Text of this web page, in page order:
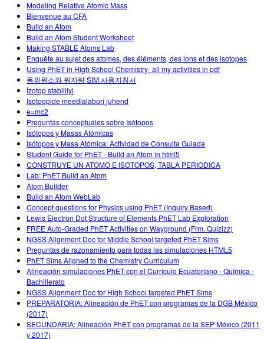
Modeling Relative Atomic Mass
Bienvenue au CFA
Build an Atom
Build an Atom Student Worksheet
Making STABLE Atoms Lab
Enquête au sujet des atomes, des éléments, des ions et des isotopes
Using PhET in High School Chemistry- all my activities in pdf
동위원소와 원자량 SIM 사용지침서
İzotop stabilliyi
Isotoopide meedialabori juhend
e=mc2
Preguntas conceptuales sobre Isótopos
Isótopos y Masas Atómicas
Isótopos y Masa Atómica: Actividad de Consulta Guiada
Student Guide for PhET - Build an Atom in html5
CONSTRUYE UN ATOMO E ISOTOPOS, TABLA PERIODICA
Lab: PhET Build an Atom
Atom Builder
Build an Atom WebLab
Concept questions for Physics using PhET (Inquiry Based)
Lewis Electron Dot Structure of Elements PhET Lab Exploration
FREE Auto-Graded PhET Activities on Wayground (Frm. Quizizz)
NGSS Alignment Doc for Middle School targeted PhET Sims
Preguntas de razonamiento para todas las simulaciones HTML5
PhET Sims Aligned to the Chemistry Curriculum
Alineación simulaciones PhET con el Currículo Ecuatoriano - Química -
Bachillerato
NGSS Alignment Doc for High School targeted PhET Sims
PREPARATORIA: Alineación de PhET con programas de la DGB México
(2017)
SECUNDARIA: Alineación PhET con programas de la SEP México (2011
y 2017)